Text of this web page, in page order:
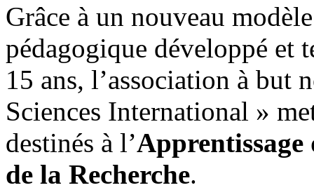
Grâce à un nouveau modèle
pédagogique développé et
15 ans, l’association à
Sciences International »
destinés à l’
de la Recherche.